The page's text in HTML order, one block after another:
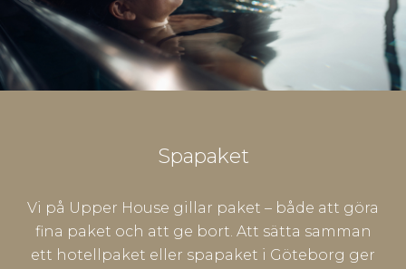
Spapaket
Vi på Upper House gillar paket – både att göra
fina paket och att ge bort. Att sätta samman
ett hotellpaket eller spapaket i Göteborg ger